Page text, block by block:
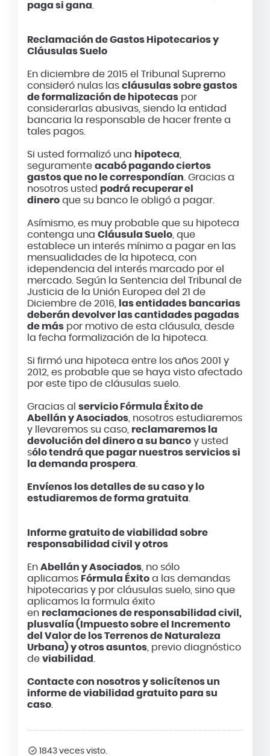
paga si gana
Reclamación de Gastos Hipotecarios y
Cláusulas Suelo
En diciembre de 2015 el Tribunal Supremo
consideró nulas las cláusulas sobre gastos
de formalización de hipotecaspor
considerarlas abusivas, siendo la entidad
bancaria la responsable de hacer frente a
tales pagos.
Si usted formalizó una hipoteca
seguramente acabó pagando ciertos
gastos que no le correspondían . Gracias a
nosotros usted podrá recuperar el
dineroque su banco le obligó a pagar.
Asímismo, es muy probable que su hipoteca
contenga una Cláusula Suelo, que
establece un interés mínimo a pagar en las
mensualidades de la hipoteca, con
idependencia del interés marcado por el
mercado. Según la Sentencia del Tribunal de
Justicia de la Unión Europea del 21 de
Diciembre de 2016,
las entidades bancarias
deberán devolver las cantidades pagadas
de máspor motivo de esta cláusula, desde
la fecha formalización de la hipoteca.
Si firmó una hipoteca entre los años 2001 y
2012, es probable que se haya visto afectado
por este tipo de cláusulas suelo.
Gracias al servicio Fórmula Éxito de
Abellán y Asociados, nosotros estudiaremos
y llevaremos su caso, reclamaremos la
devolución del dinero a su bancoy usted
sólo tendrá que pagar nuestros servicios si
la demanda prospera
Envíenos los detalles de su caso y lo
estudiaremos de forma gratuita
Informe gratuito de viabilidad sobre
responsabilidad civil y otros
En Abellán y Asociados, no sólo
aplicamos Fórmula Éxitoa las demandas
hipotecarias y por cláusulas suelo, sino que
aplicamos la formula éxito
en reclamaciones de responsabilidad civil,
plusvalía (Impuesto sobre el Incremento
del Valor de los Terrenos de Naturaleza
Urbana) y otros asuntos, previo diagnóstico
de viabilidad
Contacte con nosotros y solicítenos un
informe de viabilidad gratuito para su
caso.
1843 veces visto.